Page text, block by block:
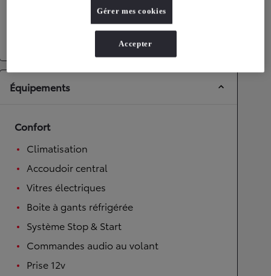
Roues motrices avant
Équipements
Confort
Climatisation
Accoudoir central
Vitres électriques
Boite à gants réfrigérée
Système Stop & Start
Commandes audio au volant
Prise 12v
Gérer mes cookies
Accepter